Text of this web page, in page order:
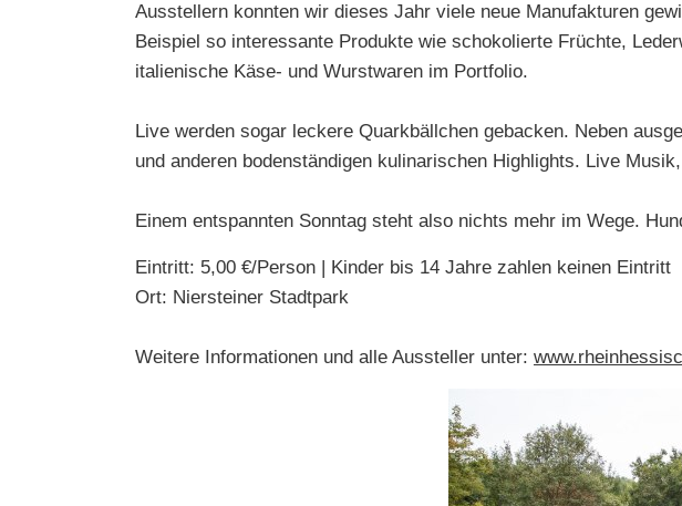
Ausstellern konnten wir dieses Jahr viele neue Manufakturen
Beispiel so interessante Produkte wie schokolierte Früchte,
italienische Käse- und Wurstwaren im Portfolio.
Live werden sogar leckere Quarkbällchen gebacken. Neben
und anderen bodenständigen kulinarischen Highlights. Live
Einem entspannten Sonntag steht also nichts mehr im Wege.
Eintritt: 5,00 €/Person | Kinder bis 14 Jahre zahlen keinen Eintritt
Ort: Niersteiner Stadtpark
Weitere Informationen und alle Aussteller unter: